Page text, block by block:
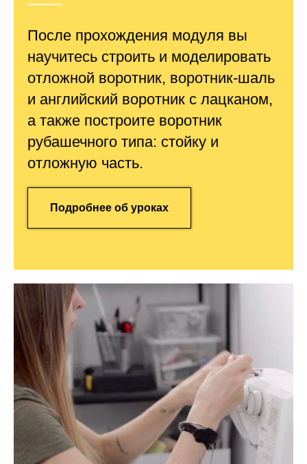
После прохождения модуля вы
научитесь строить и моделировать
отложной воротник, воротник-шаль
и английский воротник с лацканом,
а также построите воротник
рубашечного типа: стойку и
отложную часть.
Подробнее об уроках